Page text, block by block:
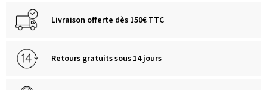
Livraison offerte dès 150€ TTC
Retours gratuits sous 14 jours